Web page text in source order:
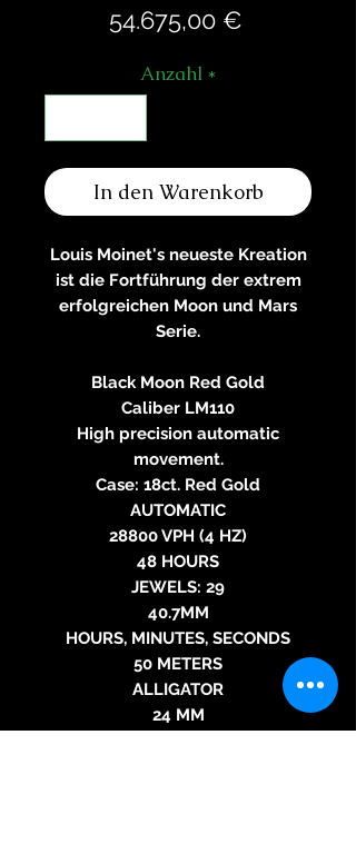
54.675,00 €Preis
Anzahl *
In den Warenkorb
Louis Moinet's neueste Kreation
ist die Fortführung der extrem
erfolgreichen Moon und Mars
Serie.
Black Moon Red Gold
Caliber LM110
High precision automatic
movement.
Case: 18ct. Red Gold
AUTOMATIC
28800 VPH (4 HZ)
48 HOURS
JEWELS: 29
40.7MM
HOURS, MINUTES, SECONDS
50 METERS
ALLIGATOR
24 MM